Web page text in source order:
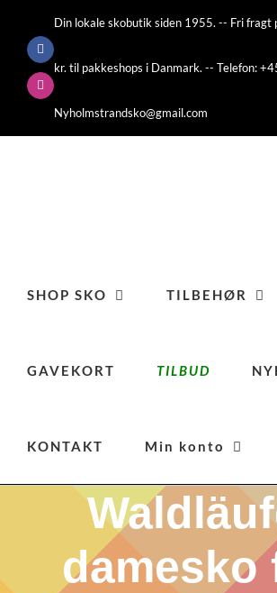
contentFacebook
Instagram
Din lokale skobutik siden 1955. -- Fri fragt
kr. til pakkeshops i Danmark. -- Telefon:
Nyholmstrandsko@gmail.com
SHOP SKO TILBEHØR
GAVEKORT TILBUD
KONTAKT Min konto
damesko